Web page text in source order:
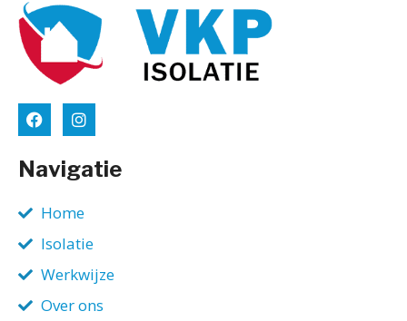
Navigatie
Home
Isolatie
Werkwijze
Over ons